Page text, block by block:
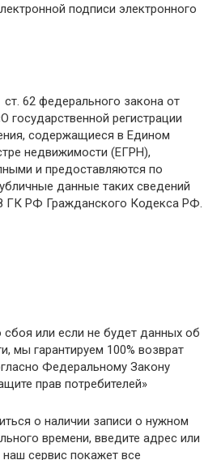
подписи электронного
ст. 62 федерального закона от
государственной регистрации
содержащиеся в Едином
недвижимости (ЕГРН),
и предоставляются по
данные таких сведений
8 ГК РФ Гражданского Кодекса РФ.
сбоя или если не будет данных об
мы гарантируем 100% возврат
Федеральному Закону
прав потребителей»
о наличии записи о нужном
времени, введите адрес или
сервис покажет все